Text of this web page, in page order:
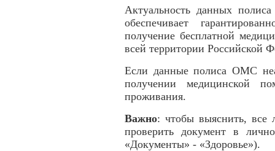
Актуальность данных
обеспечивает
получение бесплатной
всей территории Российской
Если данные полиса ОМС
получении медицинской
проживания.
Важно: чтобы выяснить,
проверить документ в
«Документы» - «Здоровье»).